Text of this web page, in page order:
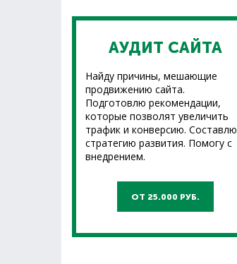
АУДИТ САЙТА
Найду причины, мешающие
продвижению сайта.
Подготовлю рекомендации,
которые позволят увеличить
трафик и конверсию. Составлю
стратегию развития. Помогу с
внедрением.
ОТ 25.000 РУБ.